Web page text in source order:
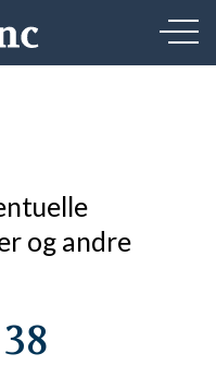
og andre